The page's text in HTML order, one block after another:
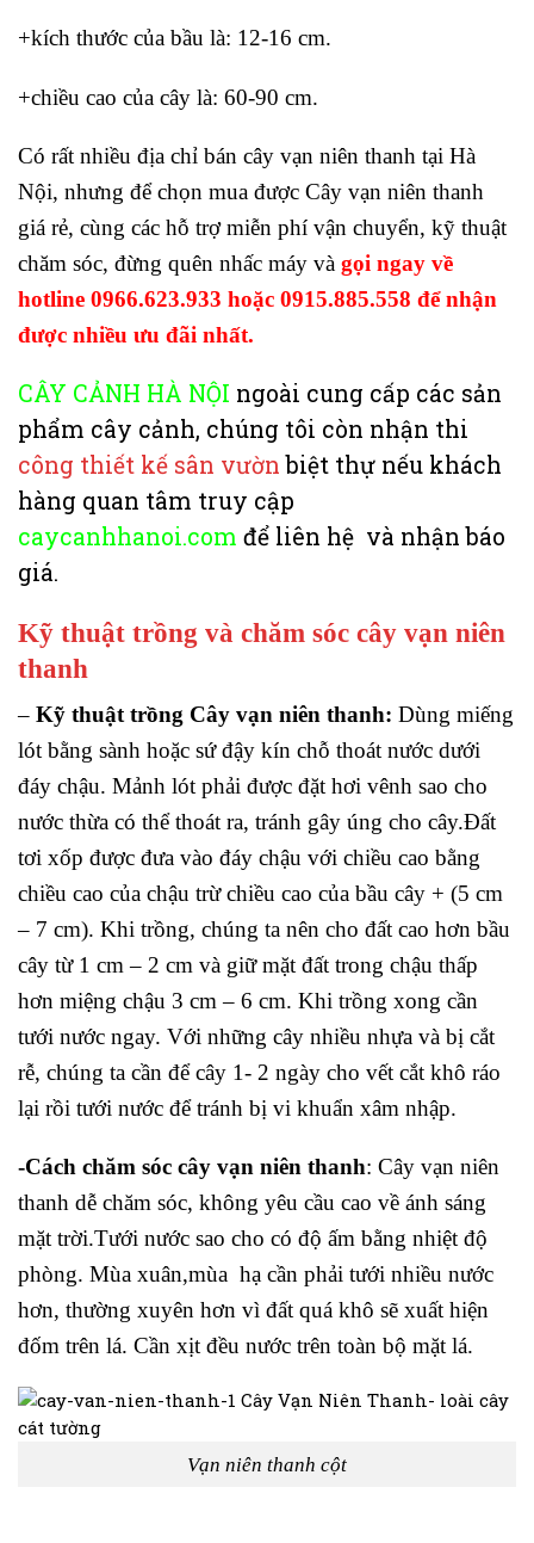
+kích thước của bầu là: 12-16 cm.
+chiều cao của cây là: 60-90 cm.
Có rất nhiều địa chỉ bán cây vạn niên thanh tại Hà
Nội, nhưng để chọn mua được Cây vạn niên thanh
giá rẻ, cùng các hỗ trợ miễn phí vận chuyển, kỹ thuật
chăm sóc, đừng quên nhấc máy và gọi ngay về
hotline 0966.623.933 hoặc 0915.885.558 để nhận
được nhiều ưu đãi nhất.
CÂY CẢNH HÀ NỘI ngoài cung cấp các sản
phẩm cây cảnh, chúng tôi còn nhận thi
công thiết kế sân vườnbiệt thự nếu khách
hàng quan tâm truy cập
caycanhhanoi.com để liên hệ và nhận báo
giá.
Kỹ thuật trồng và chăm sóc cây vạn niên
thanh
– Kỹ thuật trồng Cây vạn niên thanh: Dùng miếng
lót bằng sành hoặc sứ đậy kín chỗ thoát nước dưới
đáy chậu. Mảnh lót phải được đặt hơi vênh sao cho
nước thừa có thể thoát ra, tránh gây úng cho cây.Đất
tơi xốp được đưa vào đáy chậu với chiều cao bằng
chiều cao của chậu trừ chiều cao của bầu cây + (5 cm
– 7 cm). Khi trồng, chúng ta nên cho đất cao hơn bầu
cây từ 1 cm – 2 cm và giữ mặt đất trong chậu thấp
hơn miệng chậu 3 cm – 6 cm. Khi trồng xong cần
tưới nước ngay. Với những cây nhiều nhựa và bị cắt
rễ, chúng ta cần để cây 1- 2 ngày cho vết cắt khô ráo
lại rồi tưới nước để tránh bị vi khuẩn xâm nhập.
-Cách chăm sóc cây vạn niên thanh: Cây vạn niên
thanh dễ chăm sóc, không yêu cầu cao về ánh sáng
mặt trời.Tưới nước sao cho có độ ấm bằng nhiệt độ
phòng. Mùa xuân,mùa hạ cần phải tưới nhiều nước
hơn, thường xuyên hơn vì đất quá khô sẽ xuất hiện
đốm trên lá. Cần xịt đều nước trên toàn bộ mặt lá.
Vạn niên thanh cột